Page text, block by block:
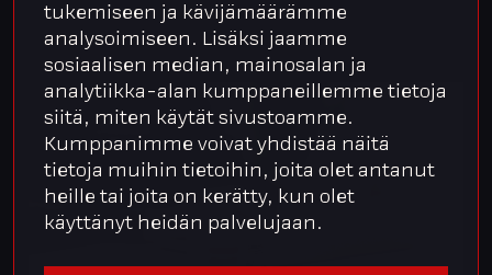
tukemiseen ja kävijämäärämme
analysoimiseen. Lisäksi jaamme
sosiaalisen median, mainosalan ja
analytiikka-alan kumppaneillemme tietoja
siitä, miten käytät sivustoamme.
Kumppanimme voivat yhdistää näitä
tietoja muihin tietoihin, joita olet antanut
heille tai joita on kerätty, kun olet
käyttänyt heidän palvelujaan.